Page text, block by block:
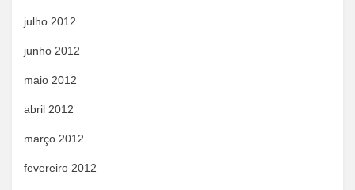
julho 2012
junho 2012
maio 2012
abril 2012
março 2012
fevereiro 2012